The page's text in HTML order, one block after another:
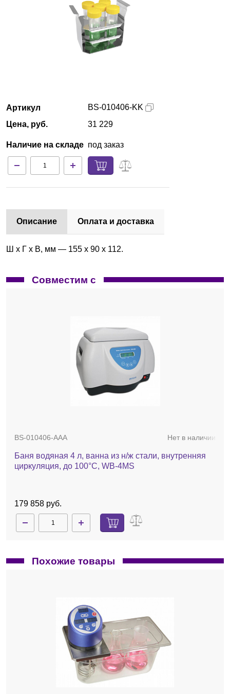
Производители
Партнеры
Технический сервис
Контакты
Артикул
Цена, руб.
Наличие на складе
BS-010406-KK
31 229
под заказ
Описание Оплата и доставка
Ш x Г x В, мм — 155 x 90 x 112.
Совместим с
BS-010406-AAA Нет в наличии
Баня водяная 4 л, ванна из н/ж стали, внутренняя
циркуляция, до 100°С, WB-4MS
179 858 руб.
Похожие товары